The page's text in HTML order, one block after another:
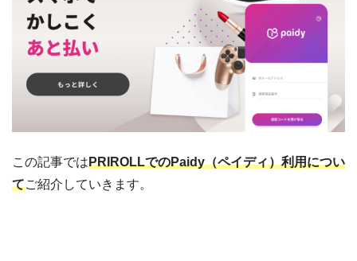
この記事ではPRIROLLでのPaidy（ペイディ）利用につい
てご紹介していきます。